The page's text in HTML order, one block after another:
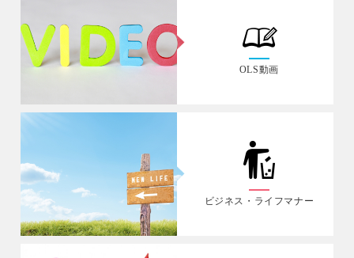
OLS動画
ビジネス・ライフマナー